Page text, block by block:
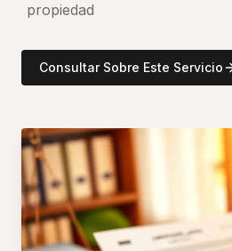
propiedad
Consultar Sobre Este Servicio